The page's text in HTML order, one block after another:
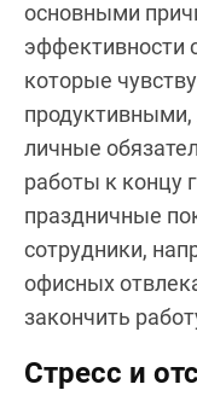
основными
эффективности
которые
личные
работы к концу
праздничные
сотрудники,
офисных
закончить
Стресс и